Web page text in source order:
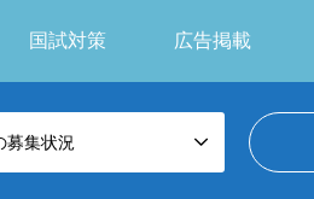
国試対策 広告掲載
募集状況